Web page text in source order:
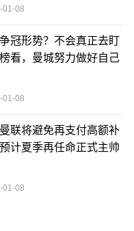
01-08
冠形势？不会真正去盯
看，曼城努力做好自己
01-08
联将避免再支付高额补
计夏季再任命正式主帅
01-08